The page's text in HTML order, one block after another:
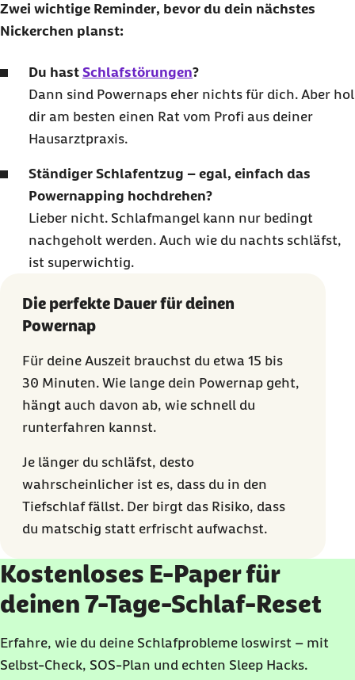
Zwei wichtige Reminder, bevor du dein nächstes
Nickerchen planst:
Du hast Schlafstörungen?
Dann sind Powernaps eher nichts für dich. Aber hol
dir am besten einen Rat vom Profi aus deiner
Hausarztpraxis.
Ständiger Schlafentzug – egal, einfach das
Powernapping hochdrehen?
Lieber nicht. Schlafmangel kann nur bedingt
nachgeholt werden. Auch wie du nachts schläfst,
ist superwichtig.
Die perfekte Dauer für deinen
Powernap
Für deine Auszeit brauchst du etwa 15 bis
30 Minuten. Wie lange dein Powernapgeht,
hängt auch davon ab, wie schnell du
runterfahren kannst.
Je länger du schläfst, desto
wahrscheinlicher ist es, dass du in den
Tiefschlaf fällst. Der birgt das Risiko, dass
du matschig statt erfrischt aufwachst.
Kostenloses E-Paper für
deinen 7-Tage-Schlaf-Reset
Erfahre, wie du deine Schlafprobleme loswirst – mit
Selbst-Check, SOS-Plan und echten Sleep Hacks.